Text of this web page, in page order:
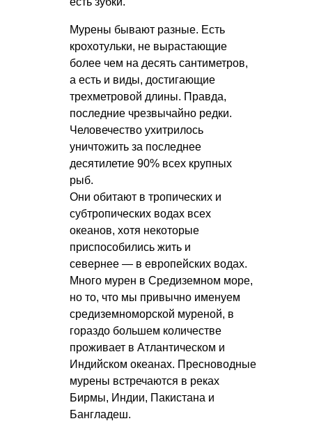
Мурены бывают разные. Есть
крохотульки, не вырастающие
более чем на десять сантиметров,
а есть и виды, достигающие
трехметровой длины. Правда,
последние чрезвычайно редки.
Человечество ухитрилось
уничтожить за последнее
десятилетие 90% всех крупных
рыб.
Они обитают в тропических и
субтропических водах всех
океанов, хотя некоторые
приспособились жить и
севернее — в европейских водах.
Много мурен в Средиземном море,
но то, что мы привычно именуем
средиземноморской муреной, в
гораздо большем количестве
проживает в Атлантическом и
Индийском океанах. Пресноводные
мурены встречаются в реках
Бирмы, Индии, Пакистана и
Бангладеш.